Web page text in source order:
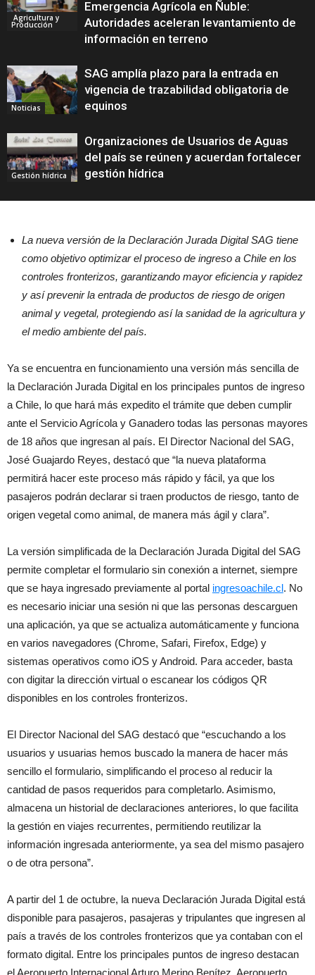
Agricultura y
Producción
Emergencia Agrícola en Ñuble:
Autoridades aceleran levantamiento de
información en terreno
Noticias
SAG amplía plazo para la entrada en
vigencia de trazabilidad obligatoria de
equinos
Gestión hídrica
Organizaciones de Usuarios de Aguas
del país se reúnen y acuerdan fortalecer
gestión hídrica
La nueva versión de la Declaración Jurada Digital SAG tiene
como objetivo optimizar el proceso de ingreso a Chile en los
controles fronterizos, garantizando mayor eficiencia y rapidez
y así prevenir la entrada de productos de riesgo de origen
animal y vegetal, protegiendo así la sanidad de la agricultura y
el medio ambiente del país.
Ya se encuentra en funcionamiento una versión más sencilla de
la Declaración Jurada Digital en los principales puntos de ingreso
a Chile, lo que hará más expedito el trámite que deben cumplir
ante el Servicio Agrícola y Ganadero todas las personas mayores
de 18 años que ingresan al país. El Director Nacional del SAG,
José Guajardo Reyes, destacó que “la nueva plataforma
permitirá hacer este proceso más rápido y fácil, ya que los
pasajeros podrán declarar si traen productos de riesgo, tanto de
origen vegetal como animal, de manera más ágil y clara”.
La versión simplificada de la Declaración Jurada Digital del SAG
permite completar el formulario sin conexión a internet, siempre
que se haya ingresado previamente al portal ingresoachile.cl. No
es necesario iniciar una sesión ni que las personas descarguen
una aplicación, ya que se actualiza automáticamente y funciona
en varios navegadores (Chrome, Safari, Firefox, Edge) y
sistemas operativos como iOS y Android. Para acceder, basta
con digitar la dirección virtual o escanear los códigos QR
disponibles en los controles fronterizos.
El Director Nacional del SAG destacó que “escuchando a los
usuarios y usuarias hemos buscado la manera de hacer más
sencillo el formulario, simplificando el proceso al reducir la
cantidad de pasos requeridos para completarlo. Asimismo,
almacena un historial de declaraciones anteriores, lo que facilita
la gestión en viajes recurrentes, permitiendo reutilizar la
información ingresada anteriormente, ya sea del mismo pasajero
o de otra persona”.
A partir del 1 de octubre, la nueva Declaración Jurada Digital está
disponible para pasajeros, pasajeras y tripulantes que ingresen al
país a través de los controles fronterizos que ya contaban con el
formato digital. Entre los principales puntos de ingreso destacan
el Aeropuerto Internacional Arturo Merino Benítez, Aeropuerto